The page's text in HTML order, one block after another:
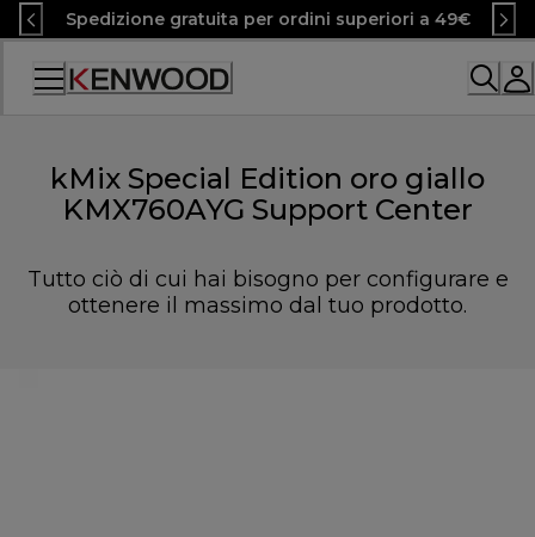
Skip
to
Content
Spedizione gratuita per ordini superiori a 49€
Accessibility
kMix Special Edition oro giallo
KMX760AYG Support Center
Tutto ciò di cui hai bisogno per configurare e
ottenere il massimo dal tuo prodotto.